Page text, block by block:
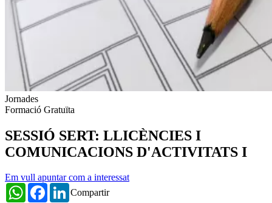
Jornades
Formació Gratuïta
SESSIÓ SERT: LLICÈNCIES I
COMUNICACIONS D'ACTIVITATS I
Em vull apuntar com a interessat
Compartir
WhatsAppFacebookLinkedIn